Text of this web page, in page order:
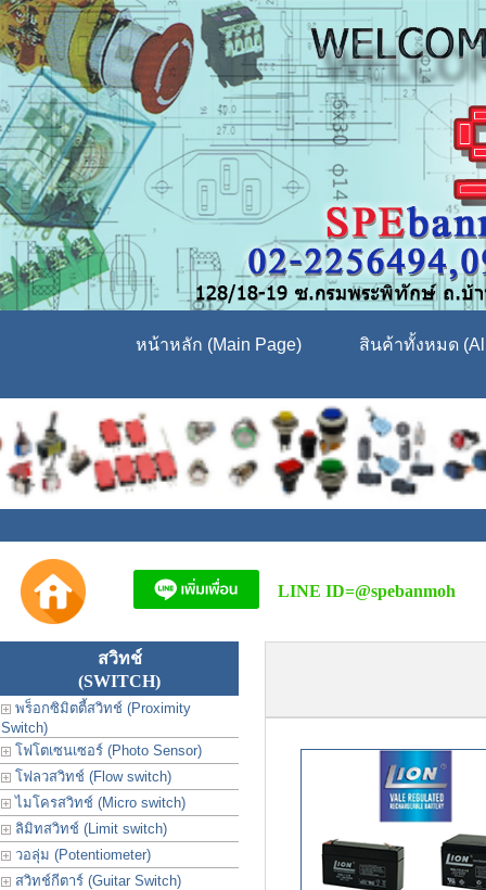
หน้าหลัก (Main Page) สินค้าทั้งหมด
LINE ID=@spebanmoh
สวิทช์
(SWITCH)
พร็อกซิมิตตี้สวิทช์ (Proximity
Switch)
โฟโตเซนเซอร์ (Photo Sensor)
โฟลวสวิทช์ (Flow switch)
ไมโครสวิทช์ (Micro switch)
ลิมิทสวิทช์ (Limit switch)
วอลุ่ม (Potentiometer)
สวิทช์กีตาร์ (Guitar Switch)